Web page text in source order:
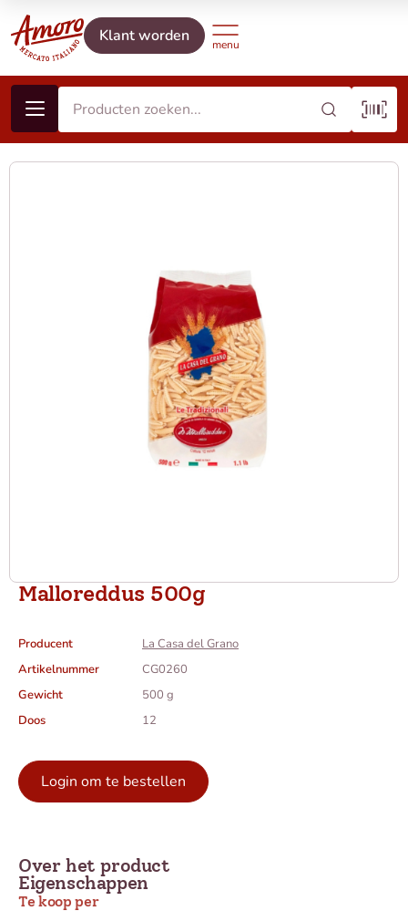
Klant worden
Malloreddus 500g
Producent
La Casa del Grano
Artikelnummer
CG0260
Gewicht
500 g
Doos
12
Login om te bestellen
Eigenschappen
Te koop per
Over het product